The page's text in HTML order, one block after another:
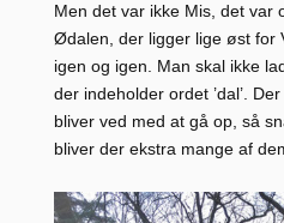
Men det var ikke Mis, det var
Ødalen, der ligger lige øst for
igen og igen. Man skal ikke
der indeholder ordet ’dal’.
bliver ved med at gå op, så
bliver der ekstra mange af